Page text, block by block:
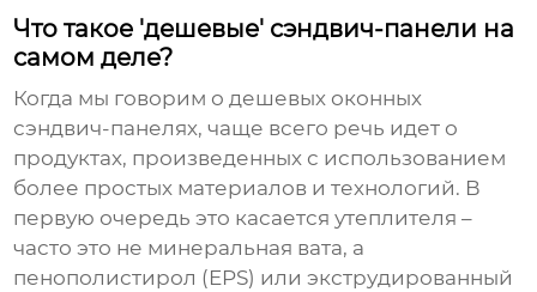
Что такое 'дешевые' сэндвич-панели на
самом деле?
Когда мы говорим одешевых оконных
сэндвич-панелях, чаще всего речь идет о
продуктах, произведенных с использованием
более простых материалов и технологий. В
первую очередь это касается утеплителя –
часто это не минеральная вата, а
пенополистирол (EPS) или экструдированный